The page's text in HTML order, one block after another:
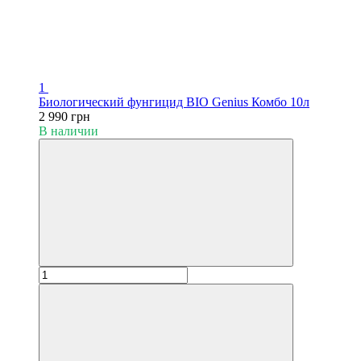
1
Биологический фунгицид BIO Genius Комбо 10л
2 990 грн
В наличии